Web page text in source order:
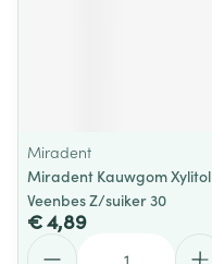
Miradent
Miradent Kauwgom Xylitol
Veenbes Z/suiker 30
€ 4,89